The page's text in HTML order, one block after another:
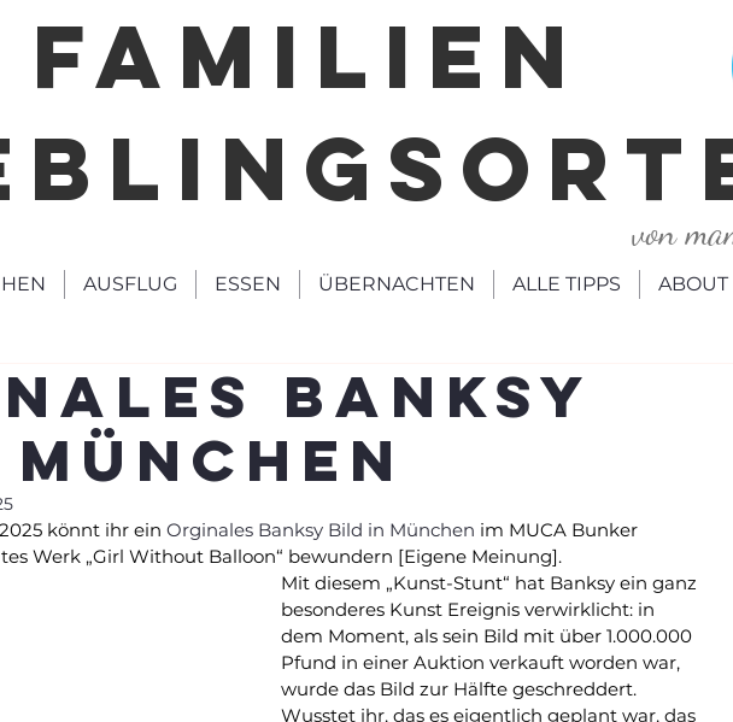
FAMILIEN
von
AUSFLUG ESSEN ÜBERNACHTEN ALLE TIPPS ABOUT
Banksy
könnt ihr ein Orginales Banksy Bild in München im MUCA Bunker
Werk „Girl Without Balloon“ bewundern [Eigene Meinung].
Mit diesem „Kunst-Stunt“ hat Banksy ein ganz
besonderes Kunst Ereignis verwirklicht: in
dem Moment, als sein Bild mit über 1.000.000
Pfund in einer Auktion verkauft worden war,
wurde das Bild zur Hälfte geschreddert.
Wusstet ihr, das es eigentlich geplant war, das